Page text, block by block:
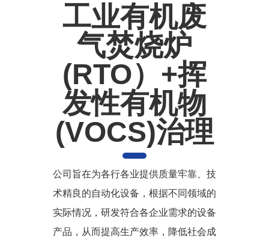
工业有机废
气焚烧炉
(RTO）+挥
发性有机物
(VOCS)治理
公司旨在为各行各业提供质量牢靠、技
术精良的自动化设备，根据不同领域的
实际情况，研发符合各企业需求的设备
产品，从而提高生产效率，降低社会成